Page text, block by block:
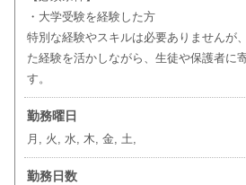
・大学受験を経験した方
特別な経験やスキルは必要ありませんが
た経験を活かしながら、生徒や保護者に
す。
勤務曜日
月, 火, 水, 木, 金, 土,
勤務日数